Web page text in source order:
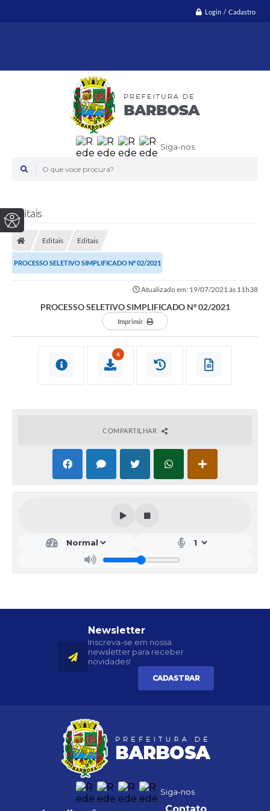
Login / Cadastro
Siga-nos
O que voce procura?
Editais
Editais Editais
PROCESSO SELETIVO SIMPLIFICADO Nº 02/2021
Atualizado em: 19/07/2021 às 11h38
PROCESSO SELETIVO SIMPLIFICADO Nº 02/2021
Imprimir
4
COMPARTILHAR
Newsletter
Inscreva-se em nossa
newsletter para receber
novidades!
CADASTRAR
Siga-nos